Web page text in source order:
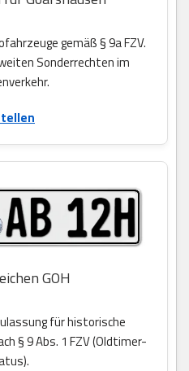
gemäß § 9a FZV.
Sonderrechten im
GOH
für historische
§ 9 Abs. 1 FZV (Oldtimer-